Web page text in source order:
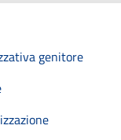
genitore